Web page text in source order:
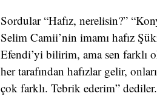
Sordular “Hafız, nerelisin?”
Selim Camii’nin imamı hafız
Efendi’yi bilirim, ama sen farklı
her tarafından hafızlar gelir,
çok farklı. Tebrik ederim” dediler.